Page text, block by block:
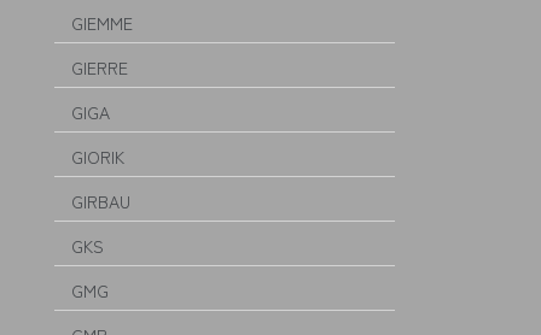
GIEMME
GIERRE
GIGA
GIORIK
GIRBAU
GKS
GMG